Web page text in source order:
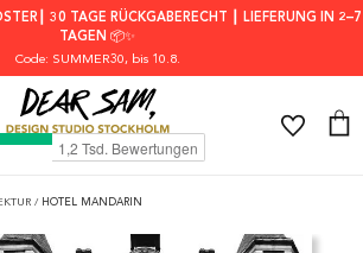
30 TAGE RÜCKGABERECHT ┃ LIEFERUNG IN 2–7
TAGEN 📦✨
Code: SUMMER30, bis 10.8.
/ HOTEL MANDARIN